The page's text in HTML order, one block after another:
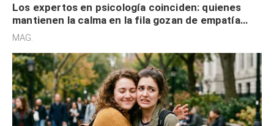
Los expertos en psicología coinciden: quienes
mantienen la calma en la fila gozan de empatía
cognitiva, gratitud y no solo tienen autocontrol
MAG.